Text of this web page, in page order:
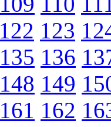
122 123
135 136
148 149
161 162